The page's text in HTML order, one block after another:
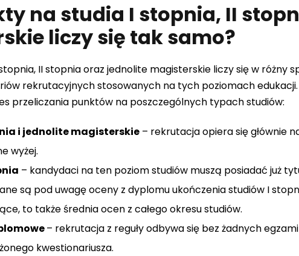
na studia I stopnia, II
liczy się tak samo?
II stopnia oraz jednolite magisterskie liczy się w różny
rekrutacyjnych stosowanych na tych poziomach
przeliczania punktów na poszczególnych typach studiów:
i jednolite magisterskie – rekrutacja opiera się głównie
wyżej.
– kandydaci na ten poziom studiów muszą posiadać już
są pod uwagę oceny z dyplomu ukończenia studiów I
to także średnia ocen z całego okresu studiów.
– rekrutacja z reguły odbywa się bez żadnych
kwestionariusza.